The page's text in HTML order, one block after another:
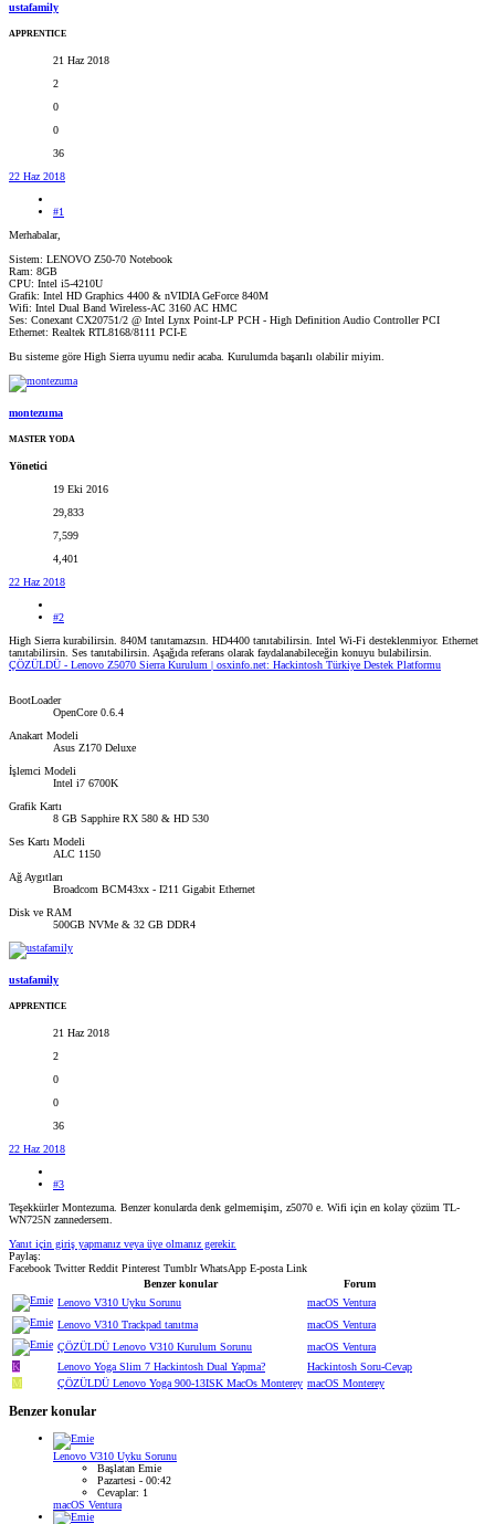
ustafamily
APPRENTICE
21 Haz 2018
2
0
0
36
22 Haz 2018
#1
Merhabalar,
Sistem: LENOVO Z50-70 Notebook
Ram: 8GB
CPU: Intel i5-4210U
Grafik: Intel HD Graphics 4400 & nVIDIA GeForce 840M
Wifi: Intel Dual Band Wireless-AC 3160 AC HMC
Ses: Conexant CX20751/2 @ Intel Lynx Point-LP PCH - High Definition Audio Controller PCI
Ethernet: Realtek RTL8168/8111 PCI-E
Bu sisteme göre High Sierra uyumu nedir acaba. Kurulumda başarılı olabilir miyim.
montezuma
MASTER YODA
Yönetici
19 Eki 2016
29,833
7,599
4,401
22 Haz 2018
#2
High Sierra kurabilirsin. 840M tanıtamazsın. HD4400 tanıtabilirsin. Intel Wi-Fi desteklenmiyor. Ethernet
tanıtabilirsin. Ses tanıtabilirsin. Aşağıda referans olarak faydalanabileceğin konuyu bulabilirsin.
ÇÖZÜLDÜ - Lenovo Z5070 Sierra Kurulum | osxinfo.net: Hackintosh Türkiye Destek Platformu
BootLoader
OpenCore 0.6.4
Anakart Modeli
Asus Z170 Deluxe
İşlemci Modeli
Intel i7 6700K
Grafik Kartı
8 GB Sapphire RX 580 & HD 530
Ses Kartı Modeli
ALC 1150
Ağ Aygıtları
Broadcom BCM43xx - I211 Gigabit Ethernet
Disk ve RAM
500GB NVMe & 32 GB DDR4
ustafamily
APPRENTICE
21 Haz 2018
2
0
0
36
22 Haz 2018
#3
Teşekkürler Montezuma. Benzer konularda denk gelmemişim, z5070 e. Wifi için en kolay çözüm TL-
WN725N zannedersem.
Yanıt için giriş yapmanız veya üye olmanız gerekir.
Paylaş:
Facebook Twitter Reddit Pinterest Tumblr WhatsApp E-posta Link
Benzer konular
Forum
Lenovo V310 Uyku Sorunu
macOS Ventura
Lenovo V310 Trackpad tanıtma
macOS Ventura
ÇÖZÜLDÜ Lenovo V310 Kurulum Sorunu
macOS Ventura
K
Lenovo Yoga Slim 7 Hackintosh Dual Yapma?
Hackintosh Soru-Cevap
M
ÇÖZÜLDÜ Lenovo Yoga 900-13ISK MacOs Monterey macOS Monterey
Benzer konular
Lenovo V310 Uyku Sorunu
Başlatan Emie
Pazartesi - 00:42
Cevaplar: 1
macOS Ventura